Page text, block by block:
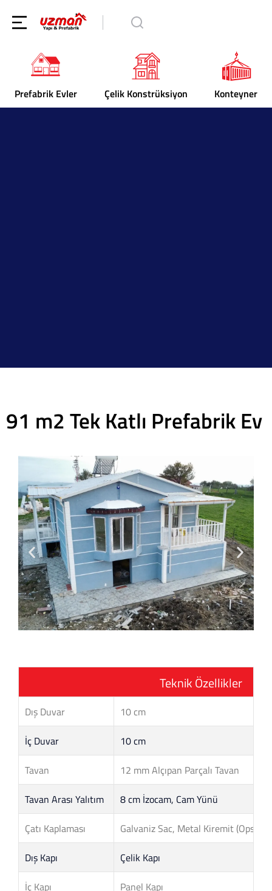
Prefabrik Evler Çelik Konstrüksiyon Konteyner
91 m2 Tek Katlı Prefabrik Ev
Teknik Özellikler
Dış Duvar
10 cm
İç Duvar
10 cm
Tavan
12 mm Alçıpan Parçalı Tavan
Tavan Arası Yalıtım
8 cm İzocam, Cam Yünü
Çatı Kaplaması
Galvaniz Sac, Metal Kiremit
Dış Kapı
Çelik Kapı
İç Kapı
Panel Kapı